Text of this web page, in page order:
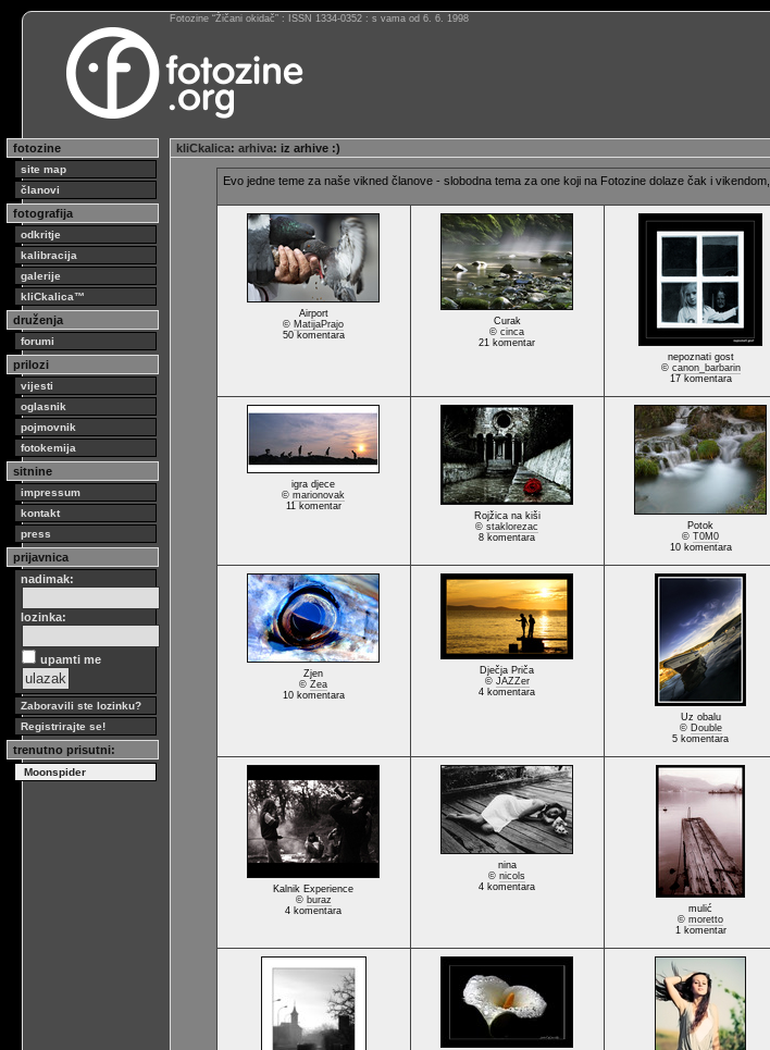
Fotozine “Žičani okidač” : ISSN 1334-0352 : s vama od 6. 6. 1998
fotozine
site map
članovi
fotografija
odkritje
kalibracija
galerije
kliCkalica™
druženja
forumi
prilozi
vijesti
oglasnik
pojmovnik
fotokemija
sitnine
impressum
kontakt
press
prijavnica
nadimak:
lozinka:
upamti me
Zaboravili ste lozinku?
Registrirajte se!
trenutno prisutni:
Moonspider
kliCkalica: arhiva: iz arhive :)
Evo jedne teme za naše vikned članove - slobodna tema za one koji na Fotozine dolaze čak i
Airport
© MatijaPrajo
50 komentara
Curak
©cinca
21 komentar
nepoznati gost
© canon_barbarin
17 komentara
igra djece
©marionovak
11 komentar
Rojžica na kiši
©staklorezac
8 komentara
Potok
©T0M0
10 komentara
Zjen
©Zea
10 komentara
Dječja Priča
© JAZZer
4 komentara
Uz obalu
© Double
5 komentara
Kalnik Experience
© buraz
4 komentara
nina
©nicols
4 komentara
mulić
©moretto
1 komentar